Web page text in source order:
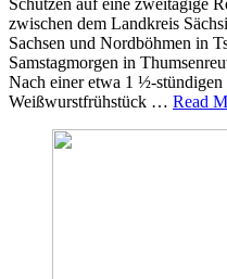
Schützen auf eine zweitägige
zwischen dem Landkreis
Sachsen und Nordböhmen in
Samstagmorgen in
Nach einer etwa 1 ½-stündigen
Weißwurstfrühstück … Read